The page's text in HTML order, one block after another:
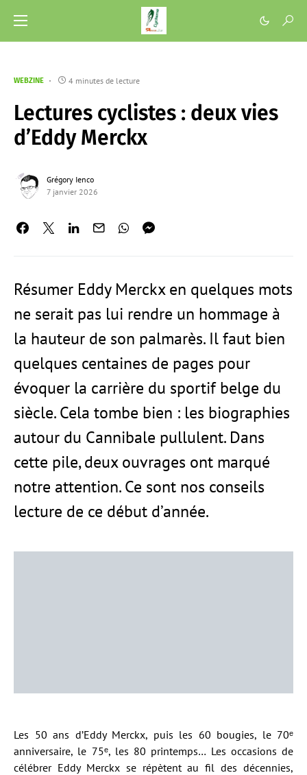
WEBZINE 4 minutes de lecture
Lectures cyclistes : deux vies
d’Eddy Merckx
Grégory Ienco
7 janvier 2026
Résumer Eddy Merckx en quelques mots
ne serait pas lui rendre un hommage à
la hauteur de son palmarès. Il faut bien
quelques centaines de pages pour
évoquer la carrière du sportif belge du
siècle. Cela tombe bien : les biographies
autour du Cannibale pullulent. Dans
cette pile, deux ouvrages ont marqué
notre attention. Ce sont nos conseils
lecture de ce début d’année.
Les 50 ans d’Eddy Merckx, puis les 60 bougies, le 70ᵉ
anniversaire, le 75ᵉ, les 80 printemps… Les occasions de
célébrer Eddy Merckx se répètent au fil des décennies,